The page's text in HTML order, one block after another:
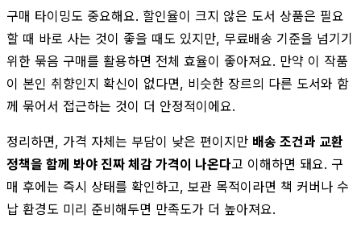
구매 타이밍도 중요해요. 할인율이 크지 않은 도서 상품은 필요
할 때 바로 사는 것이 좋을 때도 있지만, 무료배송 기준을 넘기기
위한 묶음 구매를 활용하면 전체 효율이 좋아져요. 만약 이 작품
이 본인 취향인지 확신이 없다면, 비슷한 장르의 다른 도서와 함
께 묶어서 접근하는 것이 더 안정적이에요.
정리하면, 가격 자체는 부담이 낮은 편이지만 배송 조건과 교환
정책을 함께 봐야 진짜 체감 가격이 나온다고 이해하면 돼요. 구
매 후에는 즉시 상태를 확인하고, 보관 목적이라면 책 커버나 수
납 환경도 미리 준비해두면 만족도가 더 높아져요.